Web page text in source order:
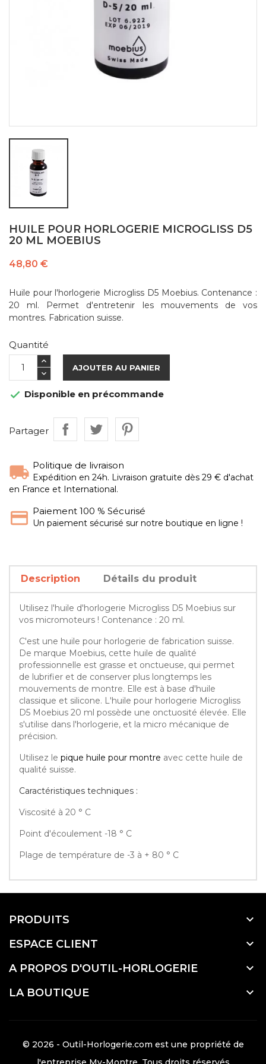
HUILE POUR HORLOGERIE MICROGLISS D5
20 ML MOEBIUS
48,80 €
Huile pour l'horlogerie Microgliss D5 Moebius. Contenance :
20 ml. Permet d'entretenir les mouvements de vos
montres. Fabrication suisse.
Quantité
AJOUTER AU PANIER
 Disponible en précommande
Partager
Politique de livraison
Expédition en 24h. Livraison gratuite dès 29 € d'achat
en France et International.
Paiement 100 % Sécurisé
Un paiement sécurisé sur notre boutique en ligne !
Description Détails du produit
Utilisez l'huile d'horlogerie Microgliss D5 Moebius sur
vos micromoteurs ! Contenance : 20 ml.
C'est une huile pour horlogerie de fabrication suisse.
De marque Moebius, cette huile de qualité
professionnelle est grasse et onctueuse, qui permet
de lubrifier et de conserver plus longtemps les
mouvements de montre. Elle est à base d'huile
classique et silicone. L'huile pour horlogerie Microgliss
D5 Moebius 20 ml possède une onctuosité élevée. Elle
s'utilise dans l'horlogerie, et la micro mécanique de
précision.
Utilisez le pique huile pour montre avec cette huile de
qualité suisse.
Caractéristiques techniques :
Viscosité à 20 ° C
Point d'écoulement -18 ° C
Plage de température de -3 à + 80 ° C
PRODUITS 
ESPACE CLIENT 
A PROPOS D'OUTIL-HORLOGERIE 
LA BOUTIQUE 
© 2026 - Outil-Horlogerie.com est une propriété de